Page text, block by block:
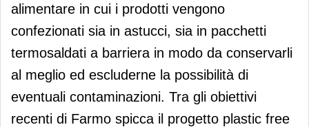
alimentare in cui i prodotti vengono
confezionati sia in astucci, sia in pacchetti
termosaldati a barriera in modo da conservarli
al meglio ed escluderne la possibilità di
eventuali contaminazioni. Tra gli obiettivi
recenti di Farmo spicca il progetto plastic free